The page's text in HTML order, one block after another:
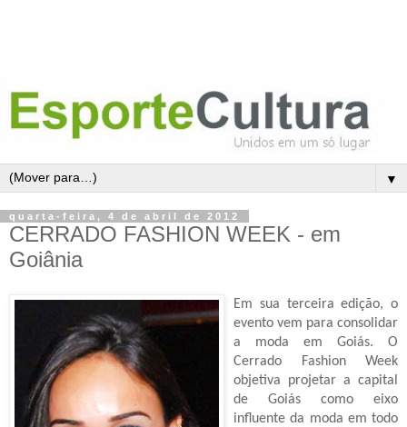
▼
quarta-feira, 4 de abril de 2012
CERRADO FASHION WEEK - em
Goiânia
Em sua terceira edição, o
evento vem para consolidar
a moda em Goiás. O
Cerrado Fashion Week
objetiva projetar a capital
de Goiás como eixo
influente da moda em todo